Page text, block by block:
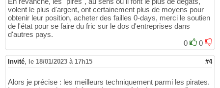
volent le plus d'argent, ont certainement plus de moyens pour
obtenir leur position, acheter des failles 0-days, merci le soutien
de l'état pour se faire du fric sur le dos d'entreprises dans
d'autres pays.
0
0
Invité, le 18/01/2023 à 17h15 #4
Alors je précise : les meilleurs techniquement parmi les pirates.